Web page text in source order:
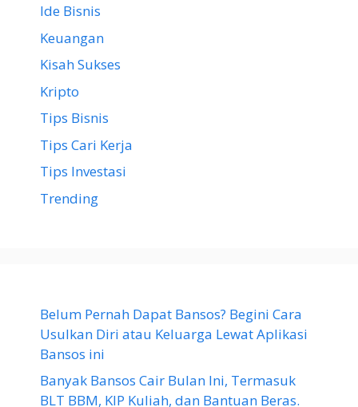
Ide Bisnis
Keuangan
Kisah Sukses
Kripto
Tips Bisnis
Tips Cari Kerja
Tips Investasi
Trending
Belum Pernah Dapat Bansos? Begini Cara
Usulkan Diri atau Keluarga Lewat Aplikasi
Bansos ini
Banyak Bansos Cair Bulan Ini, Termasuk
BLT BBM, KIP Kuliah, dan Bantuan Beras.